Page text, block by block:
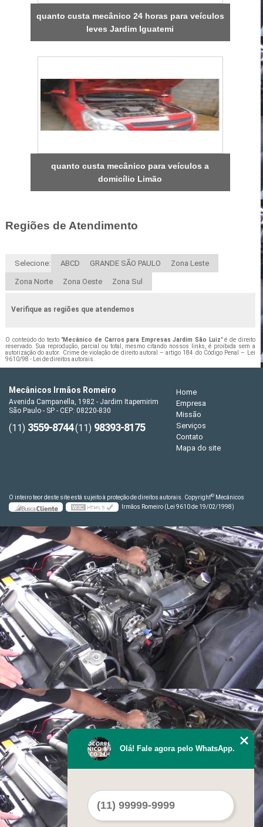
quanto custa mecânico 24 horas para veículos
leves Jardim Iguatemi
quanto custa mecânico para veículos a
domicílio Limão
Regiões de Atendimento
Selecione: ABCD GRANDE SÃO PAULO Zona Leste
Zona Norte Zona Oeste Zona Sul
Verifique as regiões que atendemos
O conteúdo do texto "Mecânico de Carros para Empresas Jardim São Luiz" é de direito
reservado. Sua reprodução, parcial ou total, mesmo citando nossos links, é proibida sem a
autorização do autor. Crime de violação de direito autoral – artigo 184 do Código Penal –
Lei
9610/98 - Lei de direitos autorais.
Mecânicos Irmãos Romeiro
Avenida Campanella, 1982 - Jardim Itapemirim
São Paulo - SP - CEP: 08220-830
(11) 3559-8744(11) 98393-8175
Home
Empresa
Missão
Serviços
Contato
Mapa do site
O inteiro teor deste site está sujeito à proteção de direitos autorais. Copyright© Mecânicos
Irmãos Romeiro (Lei 9610 de 19/02/1998)
Olá! Fale agora pelo WhatsApp.